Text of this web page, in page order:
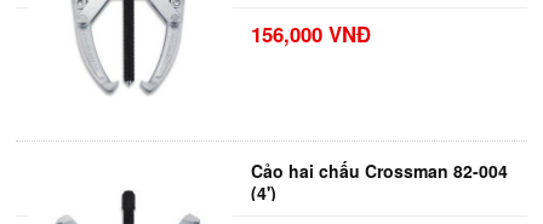
156,000 VNĐ
Cảo hai chấu Crossman 82-004
(4')